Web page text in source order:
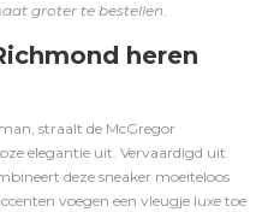
groter te bestellen.
heren
straalt de McGregor
elegantie uit. Vervaardigd uit
deze sneaker moeiteloos
voegen een vleugje luxe toe